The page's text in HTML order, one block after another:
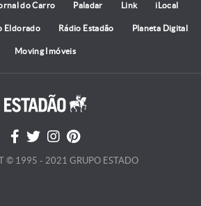
do Carro Paladar Link iLocal
Eldorado Rádio Estadão Planeta Digital
Moving Imóveis
© 1995 - 2021 GRUPO ESTADO